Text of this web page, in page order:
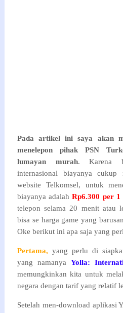
Pada artikel ini saya akan
menelepon pihak PSN
lumayan murah. Karena
internasional biayanya
website Telkomsel, untuk
biayanya adalahRp6.300 per 1
telepon selama 20 menit atau
bisa se harga game yang
Oke berikut ini apa saja yang
Pertama, yang perlu di
yang namanya Yolla:
memungkinkan kita untuk
negara dengan tarif yang relatif
Setelah men-download aplikasi